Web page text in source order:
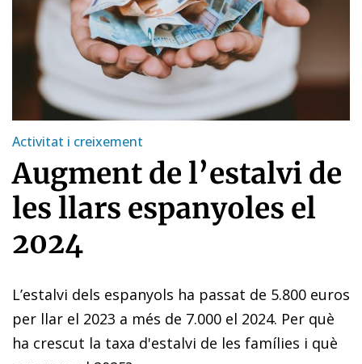
Activitat i creixement
Augment de l’estalvi de
les llars espanyoles el
2024
L’estalvi dels espanyols ha passat de 5.800 euros
per llar el 2023 a més de 7.000 el 2024. Per què
ha crescut la taxa d'estalvi de les famílies i què